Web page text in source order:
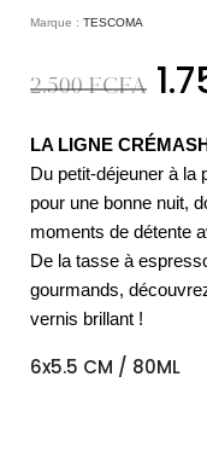
Marque : TESCOMA
2.500FCFA
LA LIGNE
Du petit-déjeuner à la
pour une bonne nuit,
moments de détente
De la tasse à
gourmands,
vernis brillant !
6x5.5 CM / 80ML